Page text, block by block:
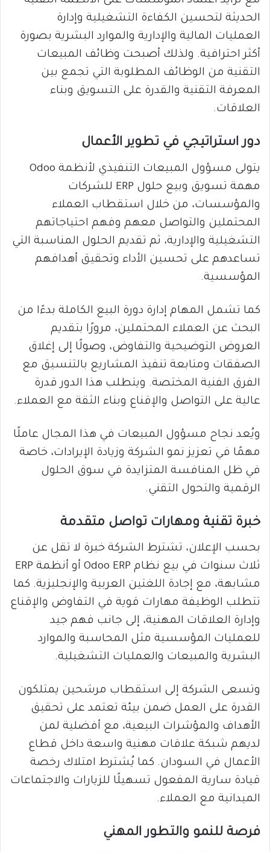
الحديثة لتحسين الكفاءة التشغيلية وإدارة
العمليات المالية والإدارية والموارد البشرية بصورة
أكثر احترافية. ولذلك أصبحت وظائف المبيعات
التقنية من الوظائف المطلوبة التي تجمع بين
المعرفة التقنية والقدرة على التسويق وبناء
العلاقات.
دور استراتيجي في تطوير الأعمال
يتولى مسؤول المبيعات التنفيذي لأنظمة Odoo
مهمة تسويق وبيع حلول ERP للشركات
والمؤسسات، من خلال استقطاب العملاء
المحتملين والتواصل معهم وفهم احتياجاتهم
التشغيلية والإدارية، ثم تقديم الحلول المناسبة التي
تساعدهم على تحسين الأداء وتحقيق أهدافهم
المؤسسية.
كما تشمل المهام إدارة دورة البيع الكاملة بدءًا من
البحث عن العملاء المحتملين، مرورًا بتقديم
العروض التوضيحية والتفاوض، وصولًا إلى إغلاق
الصفقات ومتابعة تنفيذ المشاريع بالتنسيق مع
الفرق الفنية المختصة. ويتطلب هذا الدور قدرة
عالية على التواصل والإقناع وبناء الثقة مع العملاء.
ويُعد نجاح مسؤول المبيعات في هذا المجال عاملًا
مهمًا في تعزيز نمو الشركة وزيادة الإيرادات، خاصة
في ظل المنافسة المتزايدة في سوق الحلول
الرقمية والتحول التقني.
خبرة تقنية ومهارات تواصل متقدمة
بحسب الإعلان، تشترط الشركة خبرة لا تقل عن
ثلاث سنوات في بيع نظام Odoo ERP أو أنظمة ERP
مشابهة، مع إجادة اللغتين العربية والإنجليزية. كما
تتطلب الوظيفة مهارات قوية في التفاوض والإقناع
وإدارة العلاقات المهنية، إلى جانب فهم جيد
للعمليات المؤسسية مثل المحاسبة والموارد
البشرية والمبيعات والعمليات التشغيلية.
وتسعى الشركة إلى استقطاب مرشحين يمتلكون
القدرة على العمل ضمن بيئة تعتمد على تحقيق
الأهداف والمؤشرات البيعية، مع أفضلية لمن
لديهم شبكة علاقات مهنية واسعة داخل قطاع
الأعمال في السودان. كما يُشترط امتلاك رخصة
قيادة سارية المفعول تسهيلًا للزيارات والاجتماعات
الميدانية مع العملاء.
فرصة للنمو والتطور المهني